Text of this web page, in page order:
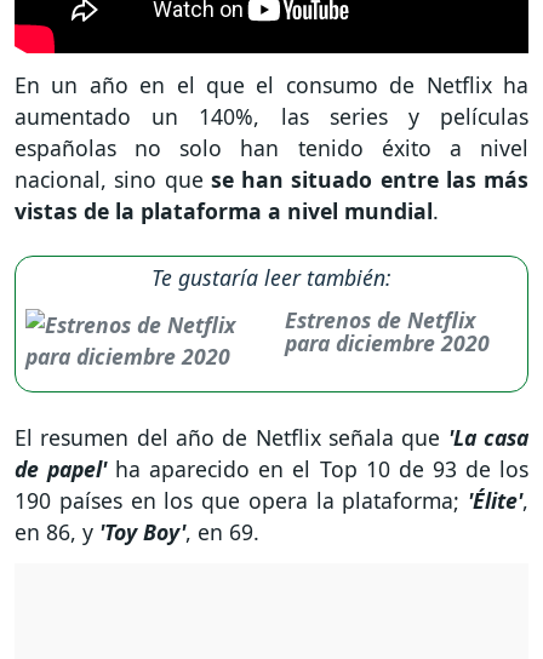
En un año en el que el consumo de Netflix ha
aumentado un 140%, las series y películas
españolas no solo han tenido éxito a nivel
nacional, sino que se han situado entre las más
vistas de la plataforma a nivel mundial.
Te gustaría leer también:
Estrenos de Netflix
para diciembre 2020
El resumen del año de Netflix señala que 'La casa
de papel' ha aparecido en el Top 10 de 93 de los
190 países en los que opera la plataforma; 'Élite',
en 86, y 'Toy Boy', en 69.